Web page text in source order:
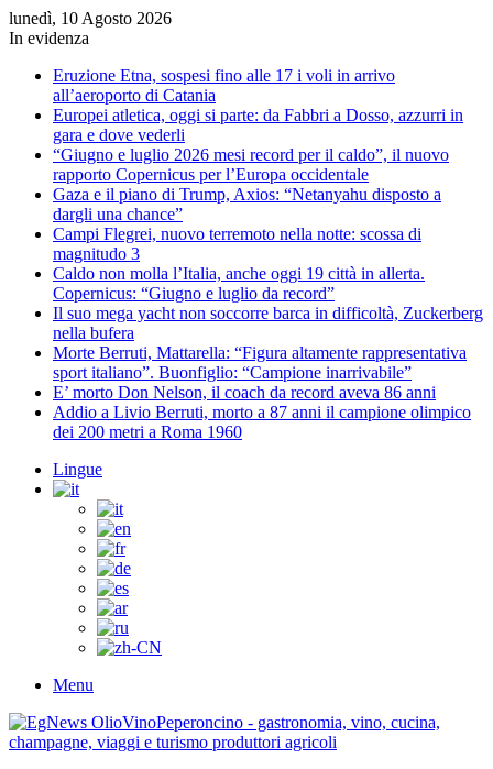
lunedì, 10 Agosto 2026
In evidenza
Eruzione Etna, sospesi fino alle 17 i voli in arrivo
all’aeroporto di Catania
Europei atletica, oggi si parte: da Fabbri a Dosso, azzurri in
gara e dove vederli
“Giugno e luglio 2026 mesi record per il caldo”, il nuovo
rapporto Copernicus per l’Europa occidentale
Gaza e il piano di Trump, Axios: “Netanyahu disposto a
dargli una chance”
Campi Flegrei, nuovo terremoto nella notte: scossa di
magnitudo 3
Caldo non molla l’Italia, anche oggi 19 città in allerta.
Copernicus: “Giugno e luglio da record”
Il suo mega yacht non soccorre barca in difficoltà, Zuckerberg
nella bufera
Morte Berruti, Mattarella: “Figura altamente rappresentativa
sport italiano”. Buonfiglio: “Campione inarrivabile”
E’ morto Don Nelson, il coach da record aveva 86 anni
Addio a Livio Berruti, morto a 87 anni il campione olimpico
dei 200 metri a Roma 1960
Lingue
Menu